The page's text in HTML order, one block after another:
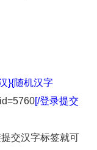
}{随机汉字
[/登录提交
交汉字标签就可